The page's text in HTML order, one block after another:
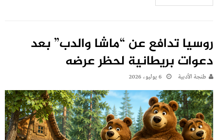
روسيا تدافع عن “ماشا والدب” بعد
دعوات بريطانية لحظر عرضه
طنجة الأدبية 6 يوليو، 2026